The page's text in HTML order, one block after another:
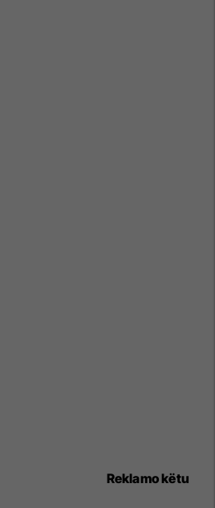
Reklamo këtu